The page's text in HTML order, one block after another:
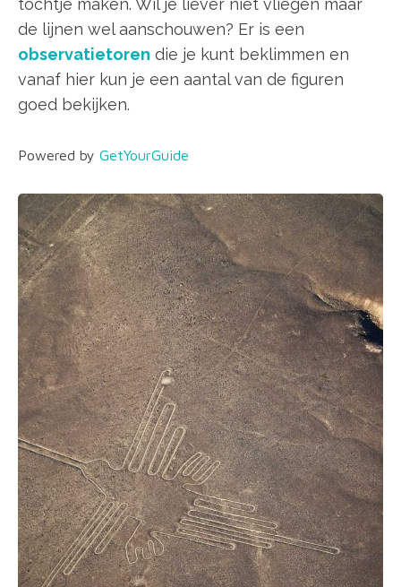
tochtje maken. Wil je liever niet vliegen maar
de lijnen wel aanschouwen? Er is een
observatietoren die je kunt beklimmen en
vanaf hier kun je een aantal van de figuren
goed bekijken.
Powered by GetYourGuide